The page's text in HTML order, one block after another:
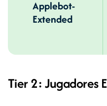
Applebot-
Extended
Tier 2: Jugadores